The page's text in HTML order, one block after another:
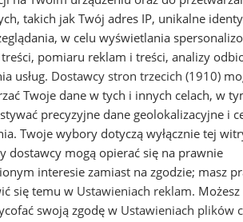
Sprawdź, co dzieje się
25–31 lipca
takich jak Twój adres IP, unikalne
w celu wyświetlania
pomiaru reklam i treści, analizy
usług. Dostawcy stron trzecich (1910)
Twoje dane w tych i innych celach, w
precyzyjne dane geolokalizacyjne i
Twoje wybory dotyczą wyłącznie tej
dostawcy mogą opierać się na prawnie
interesie zamiast na zgodzie; masz
się temu w Ustawieniach reklam.
swoją zgodę w Ustawieniach plików